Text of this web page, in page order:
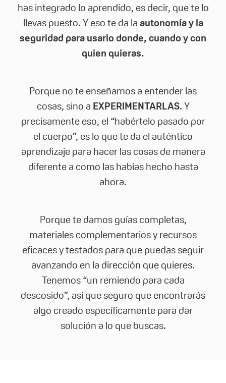
has integrado lo aprendido, es decir, que te lo
llevas puesto. Y eso te da laautonomía y la
seguridad para usarlo donde, cuando y con
quien quieras.
Porque no te enseñamos a entender las
cosas, sino a EXPERIMENTARLAS. Y
precisamente eso, el “habértelo pasado por
el cuerpo”, es lo que te da el auténtico
aprendizaje para hacer las cosas de manera
diferente a como las habías hecho hasta
ahora.
Porque te damos guías completas,
materiales complementarios y recursos
eficaces y testados para que puedas seguir
avanzando en la dirección que quieres.
Tenemos “un remiendo para cada
descosido”, así que seguro que encontrarás
algo creado específicamente para dar
solución a lo que buscas.